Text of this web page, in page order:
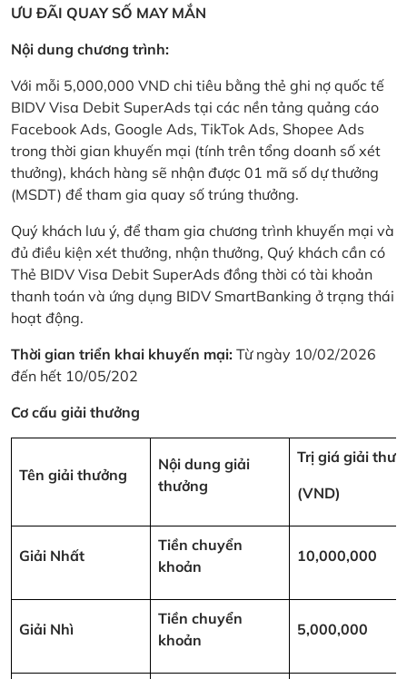
ƯU ĐÃI QUAY SỐ MAY MẮN
Nội dung chương trình:
Với mỗi 5,000,000 VND chi tiêu bằng thẻ ghi nợ quốc tế
BIDV Visa Debit SuperAds tại các nền tảng quảng cáo
Facebook Ads, Google Ads, TikTok Ads, Shopee Ads
trong thời gian khuyến mại (tính trên tổng doanh số xét
thưởng), khách hàng sẽ nhận được 01 mã số dự thưởng
(MSDT) để tham gia quay số trúng thưởng.
Quý khách lưu ý, để tham gia chương trình khuyến mại và
đủ điều kiện xét thưởng, nhận thưởng, Quý khách cần có
Thẻ BIDV Visa Debit SuperAds đồng thời có tài khoản
thanh toán và ứng dụng BIDV SmartBanking ở trạng thái
hoạt động.
Thời gian triển khai khuyến mại: Từ ngày 10/02/2026
đến hết 10/05/202
Cơ cấu giải thưởng
Tên giải thưởng
Nội dung giải
thưởng
Trị giá giải
(VND)
Giải Nhất
Tiền chuyển
khoản
10,000,000
Giải Nhì
Tiền chuyển
khoản
5,000,000